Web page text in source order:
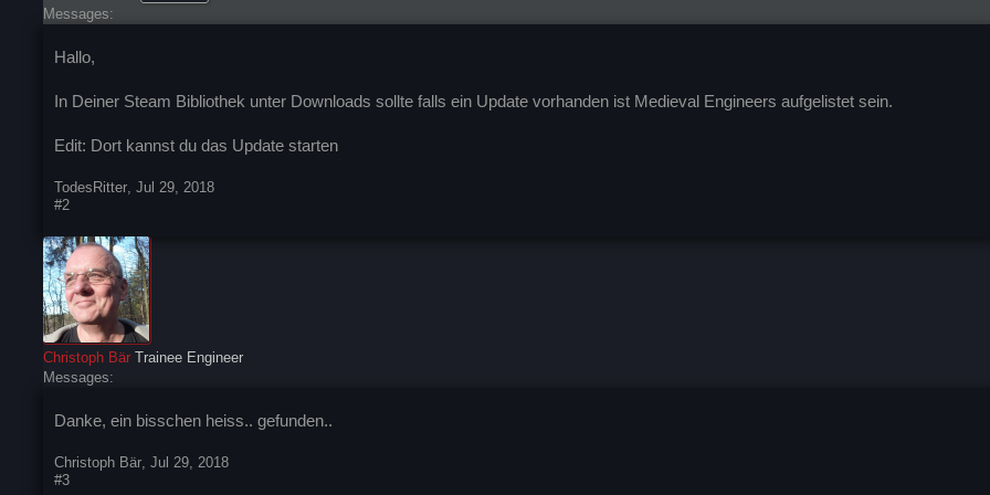
Messages:
Hallo,
In Deiner Steam Bibliothek unter Downloads sollte falls ein Update vorhanden ist Medieval Engineers aufgelistet sein.
Edit: Dort kannst du das Update starten
TodesRitter, Jul 29, 2018
#2
Christoph Bär Trainee Engineer
Messages:
Danke, ein bisschen heiss.. gefunden..
Christoph Bär, Jul 29, 2018
#3